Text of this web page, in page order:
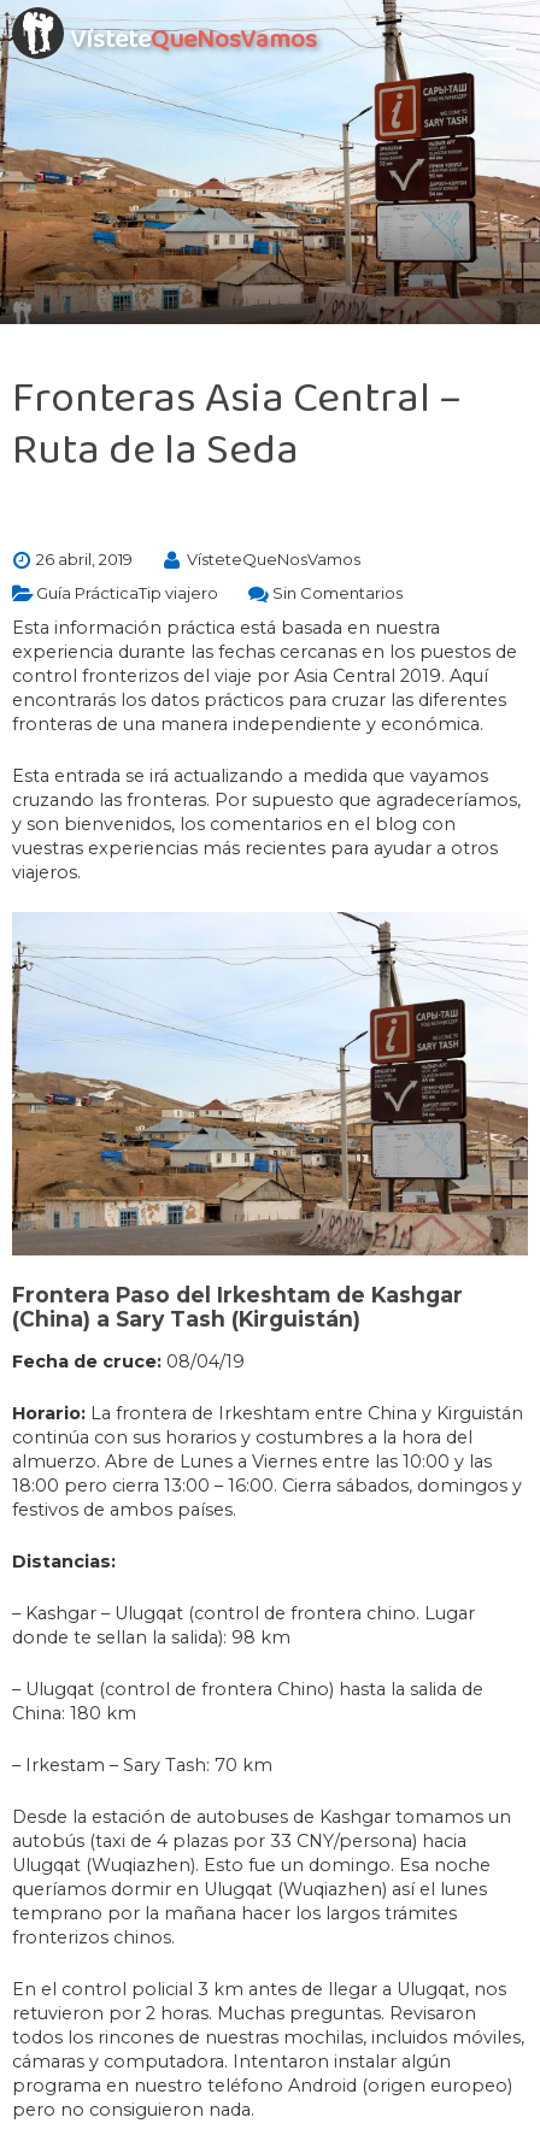
VísteteQueNosVamos
Fronteras Asia Central –
Ruta de la Seda
26 abril, 2019
VísteteQueNosVamos
Guía PrácticaTip viajero
Sin Comentarios
Esta información práctica está basada en nuestra
experiencia durante las fechas cercanas en los puestos de
control fronterizos del viaje por Asia Central 2019. Aquí
encontrarás los datos prácticos para cruzar las diferentes
fronteras de una manera independiente y económica.
Esta entrada se irá actualizando a medida que vayamos
cruzando las fronteras. Por supuesto que agradeceríamos,
y son bienvenidos, los comentarios en el blog con
vuestras experiencias más recientes para ayudar a otros
viajeros.
Frontera Paso del Irkeshtam de Kashgar
(China) a Sary Tash (Kirguistán)
Fecha de cruce: 08/04/19
Horario: La frontera de Irkeshtam entre China y Kirguistán
continúa con sus horarios y costumbres a la hora del
almuerzo. Abre de Lunes a Viernes entre las 10:00 y las
18:00 pero cierra 13:00 – 16:00. Cierra sábados, domingos y
festivos de ambos países.
Distancias:
– Kashgar – Ulugqat (control de frontera chino. Lugar
donde te sellan la salida): 98 km
– Ulugqat (control de frontera Chino) hasta la salida de
China: 180 km
– Irkestam – Sary Tash: 70 km
Desde la estación de autobuses de Kashgar tomamos un
autobús (taxi de 4 plazas por 33 CNY/persona) hacia
Ulugqat (Wuqiazhen). Esto fue un domingo. Esa noche
queríamos dormir en Ulugqat (Wuqiazhen) así el lunes
temprano por la mañana hacer los largos trámites
fronterizos chinos.
En el control policial 3 km antes de llegar a Ulugqat, nos
retuvieron por 2 horas. Muchas preguntas. Revisaron
todos los rincones de nuestras mochilas, incluidos móviles,
cámaras y computadora. Intentaron instalar algún
programa en nuestro teléfono Android (origen europeo)
pero no consiguieron nada.